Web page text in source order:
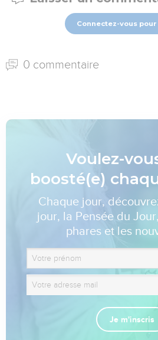
Connectez-vous
0 commentaire
Voulez-
boosté(e)
Chaque jour,
jour, la Pensée du
phares et les
Je m'inscris